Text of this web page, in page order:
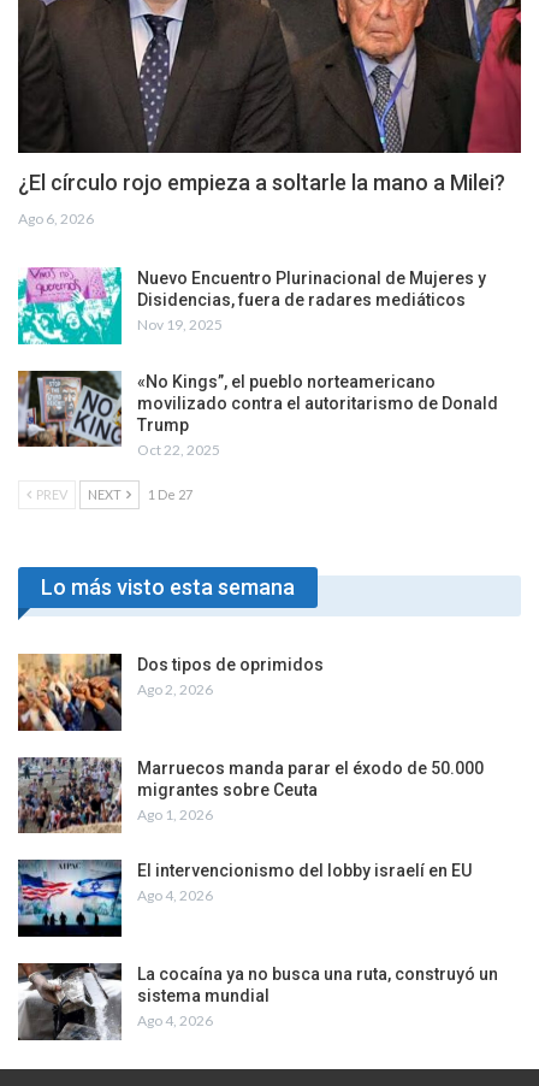
¿El círculo rojo empieza a soltarle la mano a Milei?
Ago 6, 2026
Nuevo Encuentro Plurinacional de Mujeres y
Disidencias, fuera de radares mediáticos
Nov 19, 2025
«No Kings”, el pueblo norteamericano
movilizado contra el autoritarismo de Donald
Trump
Oct 22, 2025
PREV NEXT 1 De 27
Lo más visto esta semana
Dos tipos de oprimidos
Ago 2, 2026
Marruecos manda parar el éxodo de 50.000
migrantes sobre Ceuta
Ago 1, 2026
El intervencionismo del lobby israelí en EU
Ago 4, 2026
La cocaína ya no busca una ruta, construyó un
sistema mundial
Ago 4, 2026